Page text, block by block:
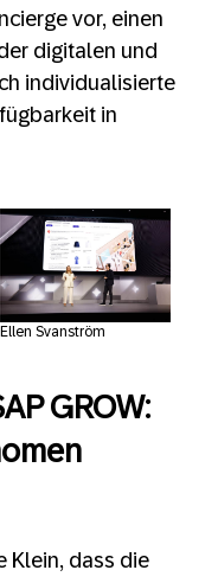
vor, einen
digitalen und
individualisierte
in
Ellen Svanström
GROW:
Klein, dass die